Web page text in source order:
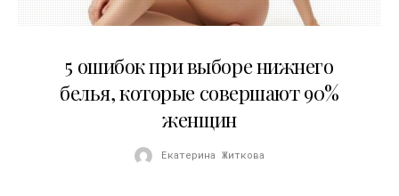
5 ошибок при выборе нижнего
белья, которые совершают 90%
женщин
Екатерина Житкова